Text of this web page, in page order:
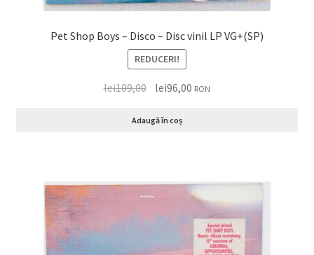
Pet Shop Boys – Disco – Disc vinil LP VG+(SP)
REDUCERI!
lei109,00 lei96,00 RON
Adaugă în coș